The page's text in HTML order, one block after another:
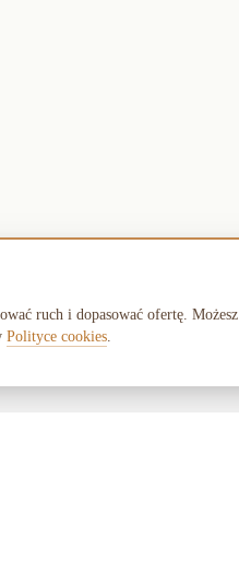
ruch i dopasować ofertę. Możesz
Polityce cookies